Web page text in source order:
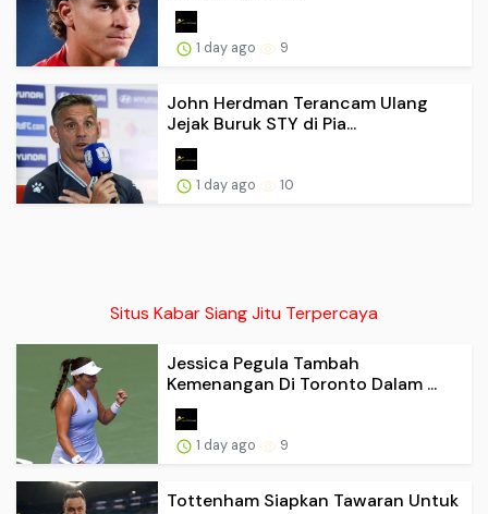
1 day ago 9
John Herdman Terancam Ulang
Jejak Buruk STY di Pia...
1 day ago 10
Situs Kabar Siang Jitu Terpercaya
Jessica Pegula Tambah
Kemenangan Di Toronto Dalam ...
1 day ago 9
Tottenham Siapkan Tawaran Untuk